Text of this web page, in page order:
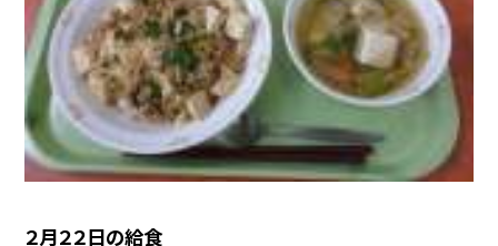
２月２２日の給食